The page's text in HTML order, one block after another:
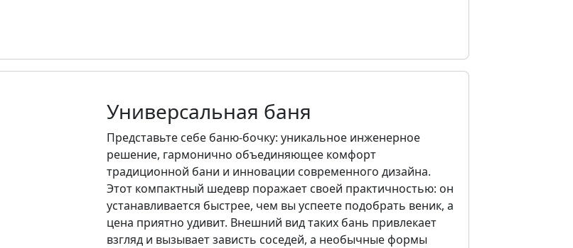
Универсальная баня
Представьте себе баню-бочку: уникальное инженерное
решение, гармонично объединяющее комфорт
традиционной бани и инновации современного дизайна.
Этот компактный шедевр поражает своей практичностью: он
устанавливается быстрее, чем вы успеете подобрать веник, а
цена приятно удивит. Внешний вид таких бань привлекает
взгляд и вызывает зависть соседей, а необычные формы